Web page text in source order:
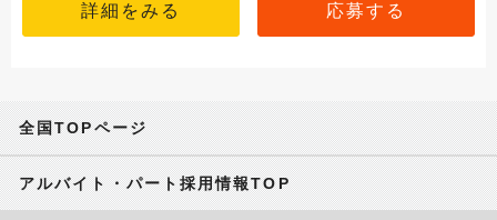
詳細をみる 応募する
全国TOPページ
アルバイト・パート採用情報TOP